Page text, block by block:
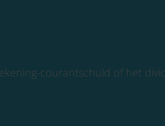
courantschuld of het